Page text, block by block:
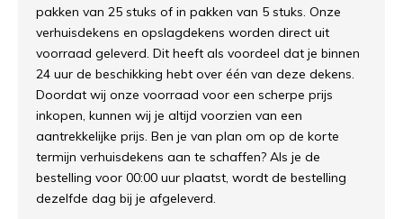
pakken van 25 stuks of in pakken van 5 stuks. Onze
verhuisdekens en opslagdekens worden direct uit
voorraad geleverd. Dit heeft als voordeel dat je binnen
24 uur de beschikking hebt over één van deze dekens.
Doordat wij onze voorraad voor een scherpe prijs
inkopen, kunnen wij je altijd voorzien van een
aantrekkelijke prijs. Ben je van plan om op de korte
termijn verhuisdekens aan te schaffen? Als je de
bestelling voor 00:00 uur plaatst, wordt de bestelling
dezelfde dag bij je afgeleverd.